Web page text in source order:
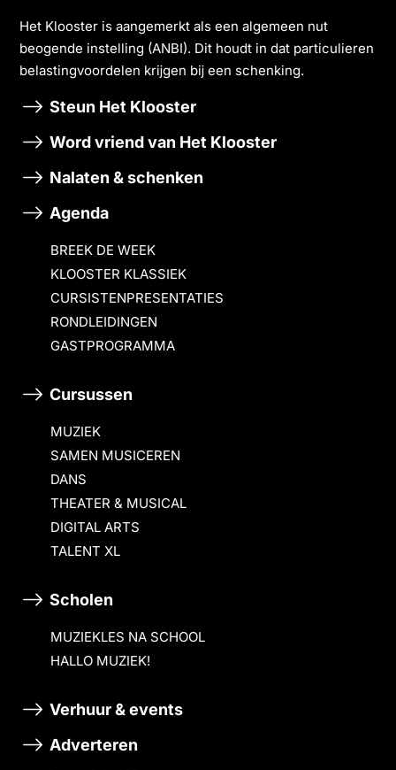
Het Klooster is aangemerkt als een algemeen nut
beogende instelling (ANBI). Dit houdt in dat particulieren
belastingvoordelen krĳgen bĳ een schenking.
Steun Het Klooster
Word vriend van Het Klooster
Nalaten & schenken
Agenda
BREEK DE WEEK
KLOOSTER KLASSIEK
CURSISTENPRESENTATIES
RONDLEIDINGEN
GASTPROGRAMMA
Cursussen
MUZIEK
SAMEN MUSICEREN
DANS
THEATER & MUSICAL
DIGITAL ARTS
TALENT XL
Scholen
MUZIEKLES NA SCHOOL
HALLO MUZIEK!
Verhuur & events
Adverteren